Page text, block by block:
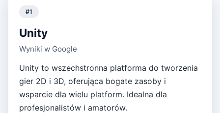
#1
Unity
Wyniki w Google
Unity to wszechstronna platforma do tworzenia
gier 2D i 3D, oferująca bogate zasoby i
wsparcie dla wielu platform. Idealna dla
profesjonalistów i amatorów.